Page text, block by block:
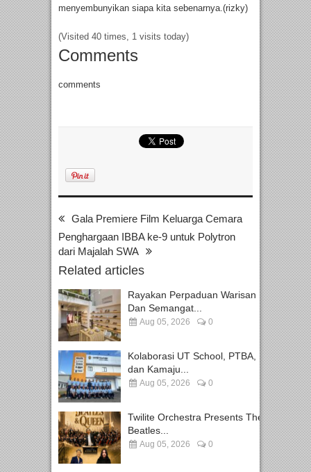
menyembunyikan siapa kita sebenarnya.(rizky)
(Visited 40 times, 1 visits today)
Comments
comments
Gala Premiere Film Keluarga Cemara
Penghargaan IBBA ke-9 untuk Polytron
dari Majalah SWA
Related articles
Rayakan Perpaduan Warisan
Dan Semangat...
Aug 05, 2026 0
Kolaborasi UT School, PTBA,
dan Kamaju...
Aug 05, 2026 0
Twilite Orchestra Presents The
Beatles...
Aug 05, 2026 0